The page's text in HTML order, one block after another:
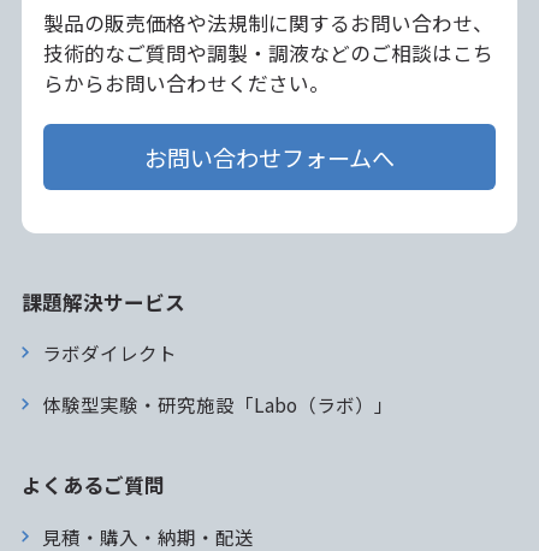
製品の販売価格や法規制に関するお問い合わせ、
技術的なご質問や調製・調液などのご相談はこち
らからお問い合わせください。
お問い合わせフォームへ
課題解決サービス
ラボダイレクト
体験型実験・研究施設「Labo（ラボ）」
よくあるご質問
見積・購入・納期・配送